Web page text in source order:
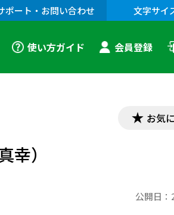
ポート・お問い合わせ 文字サイ
使い方ガイド 会員登録
お気
）
公開日：